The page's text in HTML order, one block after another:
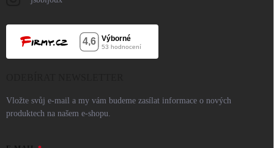
Vložte svůj e-mail a my vám budeme zasílat informace o nových
produktech na našem e-shopu.